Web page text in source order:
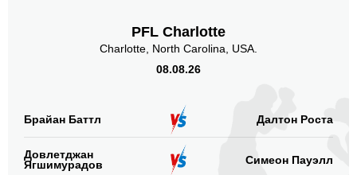
PFL Charlotte
Charlotte, North Carolina, USA.
08.08.26
Брайан Баттл Далтон Роста
Довлетджан
Ягшимурадов
Симеон Пауэлл